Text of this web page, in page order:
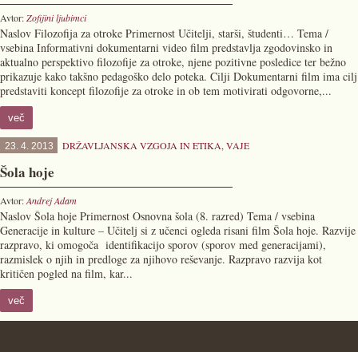
Avtor:Zofijini ljubimci
Naslov Filozofija za otroke Primernost Učitelji, starši, študenti… Tema /
vsebina Informativni dokumentarni video film predstavlja zgodovinsko in
aktualno perspektivo filozofije za otroke, njene pozitivne posledice ter bežno
prikazuje kako takšno pedagoško delo poteka. Cilji Dokumentarni film ima cilj
predstaviti koncept filozofije za otroke in ob tem motivirati odgovorne,...
več
23. 4. 2013 DRŽAVLJANSKA VZGOJA IN ETIKA, VAJE
Šola hoje
Avtor:Andrej Adam
Naslov Šola hoje Primernost Osnovna šola (8. razred) Tema / vsebina
Generacije in kulture – Učitelj si z učenci ogleda risani film Šola hoje. Razvije
razpravo, ki omogoča identifikacijo sporov (sporov med generacijami),
razmislek o njih in predloge za njihovo reševanje. Razpravo razvija kot
kritičen pogled na film, kar...
več